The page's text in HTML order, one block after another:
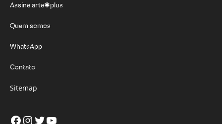
Assine arte✱plus
Quem somos
WhatsApp
Contato
Sitemap
Facebook
Instagram
Twitter
Youtube